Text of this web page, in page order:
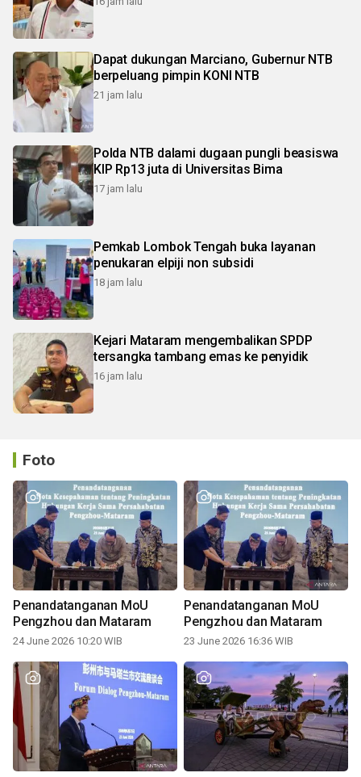
Dapat dukungan Marciano, Gubernur NTB
berpeluang pimpin KONI NTB
21 jam lalu
Polda NTB dalami dugaan pungli beasiswa
KIP Rp13 juta di Universitas Bima
17 jam lalu
Pemkab Lombok Tengah buka layanan
penukaran elpiji non subsidi
18 jam lalu
Kejari Mataram mengembalikan SPDP
tersangka tambang emas ke penyidik
16 jam lalu
Foto
Penandatanganan MoU
Pengzhou dan Mataram
24 June 2026 10:20 WIB
Penandatanganan MoU
Pengzhou dan Mataram
23 June 2026 16:36 WIB